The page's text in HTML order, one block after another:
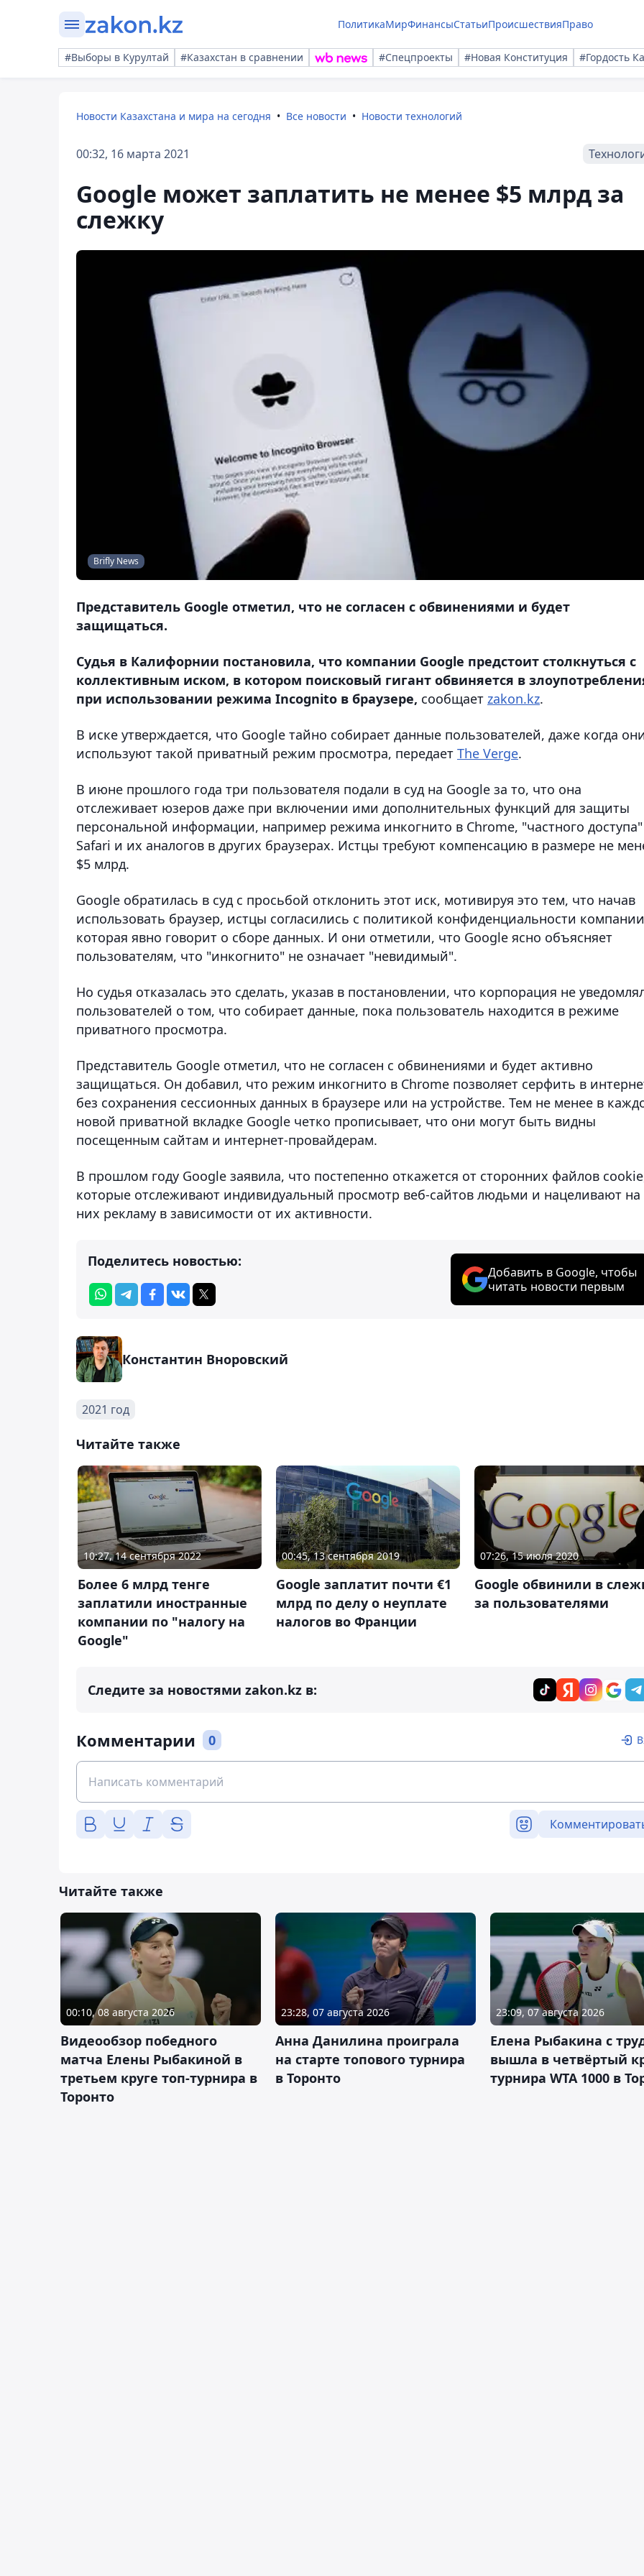
ПолитикаМирФинансыСтатьиПроисшествияПраво
#Выборы в Курултай #Казахстан в сравнении #Спецпроекты #Новая Конституция #Гордость
Новости Казахстана и мира на сегодня Все новости Новости технологий
00:32, 16 марта 2021
Google может заплатить не менее $5 млрд за
слежку
Brifly News
Представитель Google отметил, что не согласен с обвинениями и будет
защищаться.
Судья в Калифорнии постановила, что компании Google предстоит столкнуться с
коллективным иском, в котором поисковый гигант обвиняется в
при использовании режима Incognito в браузере, сообщает zakon.kz.
В иске утверждается, что Google тайно собирает данные пользователей, даже когда
используют такой приватный режим просмотра, передает The Verge.
В июне прошлого года три пользователя подали в суд на Google за то, что она
отслеживает юзеров даже при включении ими дополнительных функций для защиты
персональной информации, например режима инкогнито в Chrome, "частного
Safari и их аналогов в других браузерах. Истцы требуют компенсацию в размере не
$5 млрд.
Google обратилась в суд с просьбой отклонить этот иск, мотивируя это тем, что начав
использовать браузер, истцы согласились с политикой конфиденциальности
которая явно говорит о сборе данных. И они отметили, что Google ясно объясняет
пользователям, что "инкогнито" не означает "невидимый".
Но судья отказалась это сделать, указав в постановлении, что корпорация не
пользователей о том, что собирает данные, пока пользователь находится в режиме
приватного просмотра.
Представитель Google отметил, что не согласен с обвинениями и будет активно
защищаться. Он добавил, что режим инкогнито в Chrome позволяет серфить в
без сохранения сессионных данных в браузере или на устройстве. Тем не менее в
новой приватной вкладке Google четко прописывает, что они могут быть видны
посещенным сайтам и интернет-провайдерам.
В прошлом году Google заявила, что постепенно откажется от сторонних файлов
которые отслеживают индивидуальный просмотр веб-сайтов людьми и нацеливают на
них рекламу в зависимости от их активности.
Поделитесь новостью:
Добавить в Google, чтобы
читать новости первым
Константин Вноровский
2021 год
Читайте также
10:27, 14 сентября 2022
Более 6 млрд тенге
заплатили иностранные
компании по "налогу на
Google"
00:45, 13 сентября 2019
Google заплатит почти €1
млрд по делу о неуплате
налогов во Франции
07:26, 15 июля 2020
Google обвинили в
за пользователями
Следите за новостями zakon.kz в:
Комментарии 0
Читайте также
00:10, 08 августа 2026
Видеообзор победного
матча Елены Рыбакиной в
третьем круге топ-турнира в
Торонто
23:28, 07 августа 2026
Анна Данилина проиграла
на старте топового турнира
в Торонто
23:09, 07 августа 2026
Елена Рыбакина с
вышла в четвёртый
турнира WTA 1000 в